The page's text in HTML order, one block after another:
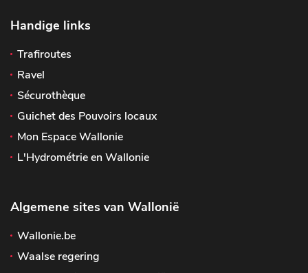
Handige links
Trafiroutes
Ravel
Sécurothèque
Guichet des Pouvoirs locaux
Mon Espace Wallonie
L'Hydrométrie en Wallonie
Algemene sites van Wallonië
Wallonie.be
Waalse regering